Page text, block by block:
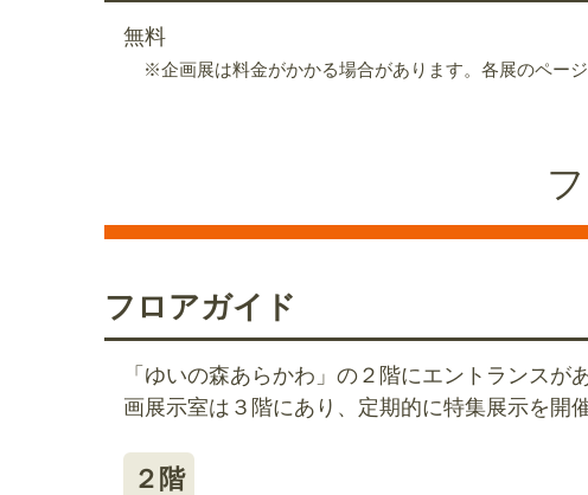
無料
※企画展は料金がかかる場合があります。各展のページ
フロアガイド
「ゆいの森あらかわ」の２階にエントランス
画展示室は３階にあり、定期的に特集展示を開
２階